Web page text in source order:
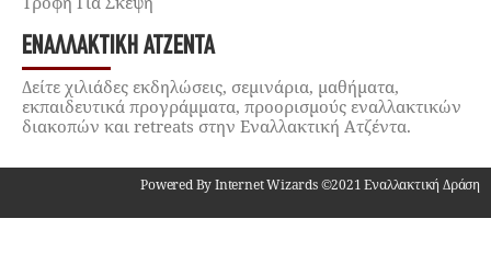
ΕΝΑΛΛΑΚΤΙΚΉ ΑΤΖΈΝΤΑ
Δείτε χιλιάδες εκδηλώσεις, σεμινάρια, μαθήματα,
εκπαιδευτικά προγράμματα, προορισμούς εναλλακτικών
διακοπών και retreats στην Εναλλακτική Ατζέντα.
Powered By Internet Wizards ©2021 Εναλλακτική Δράση